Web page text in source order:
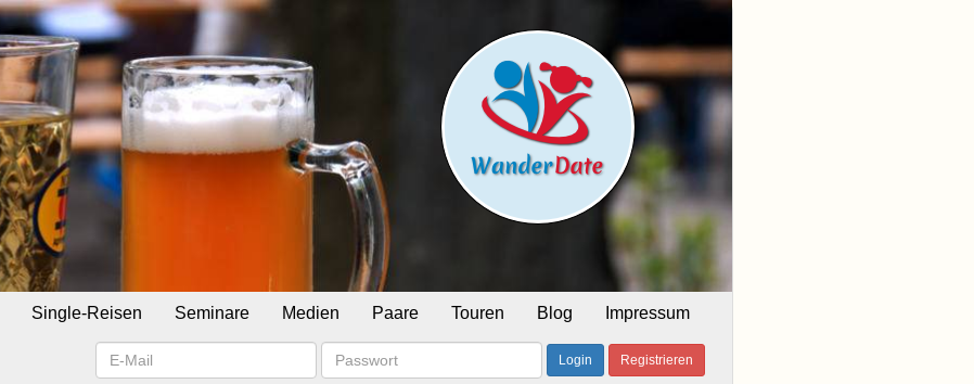
Single-Reisen Seminare Medien Paare Touren Blog Impressum
E-
Mail
Passwort
Login Registrieren